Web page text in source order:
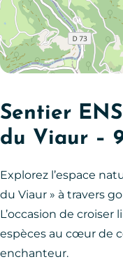
Sentier
du Viaur –
Explorez l’espace
du Viaur » à travers
L’occasion de
espèces au cœur de
enchanteur.